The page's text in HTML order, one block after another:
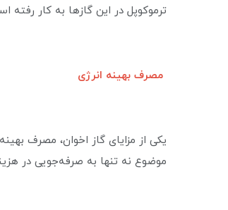
ترموکوپل در این گازها به کار
مصرف بهینه انرژی
یکی از مزایای گاز اخوان، مصرف
موضوع نه تنها به صرفه‌جویی در